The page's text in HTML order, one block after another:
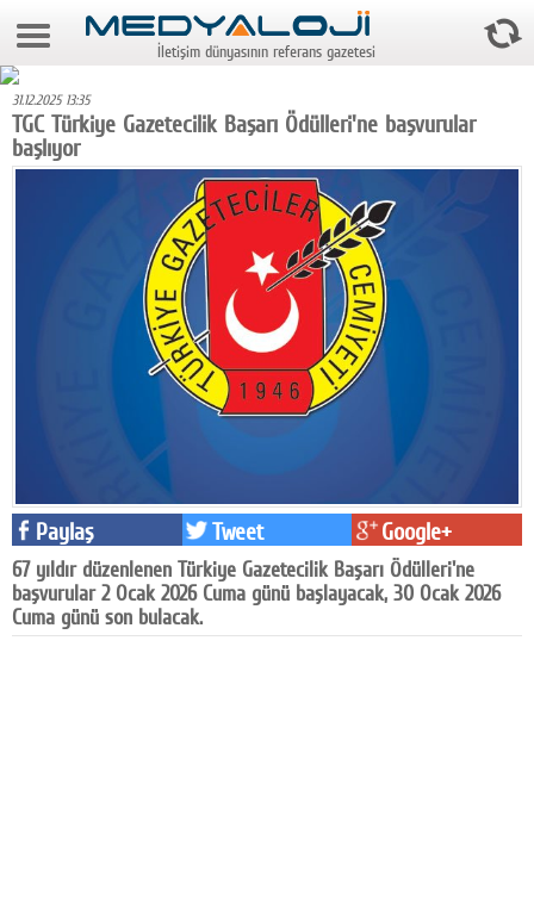
6 Ağustos 2026 14:32:47
Foto Galeri
Video Galeri
Gazeteler
Reyting-tiraj
Pr
Facebook
Diziler
İletişim dünyasının referans gazetesi
31.12.2025 13:35
TGC Türkiye Gazetecilik Başarı Ödülleri'ne başvurular
başlıyor
Paylaş Tweet Google+
67 yıldır düzenlenen Türkiye Gazetecilik Başarı Ödülleri'ne
başvurular 2 Ocak 2026 Cuma günü başlayacak, 30 Ocak 2026
Cuma günü son bulacak.